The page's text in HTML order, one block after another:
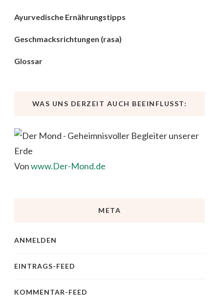
Ayurvedische Ernährungstipps
Geschmacksrichtungen (rasa)
Glossar
WAS UNS DERZEIT AUCH BEEINFLUSST:
Vonwww.Der-Mond.de
META
ANMELDEN
EINTRAGS-FEED
KOMMENTAR-FEED